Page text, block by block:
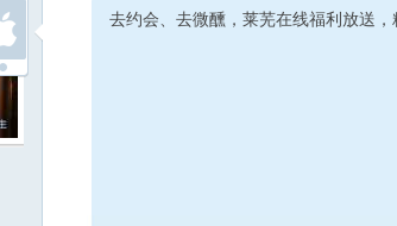
去约会、去微醺，莱芜在线福利放送